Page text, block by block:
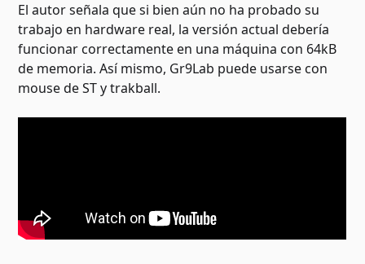
El autor señala que si bien aún no ha probado su
trabajo en hardware real, la versión actual debería
funcionar correctamente en una máquina con 64kB
de memoria. Así mismo, Gr9Lab puede usarse con
mouse de ST y trakball.